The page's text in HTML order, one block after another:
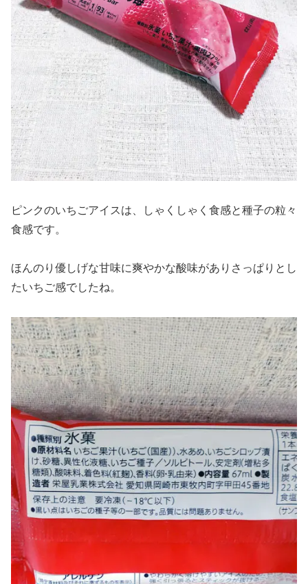
ピンクのいちごアイスは、しゃくしゃく食感と種子の粒々
食感です。
ほんのり優しげな甘味に爽やかな酸味がありさっぱりとし
たいちご感でしたね。